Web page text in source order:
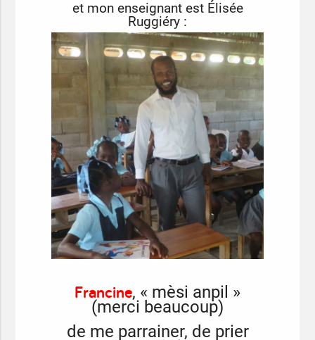
et mon enseignant est Élisée
Ruggiéry :
Francine, « mèsi anpil »
(merci beaucoup)
de me parrainer, de prier